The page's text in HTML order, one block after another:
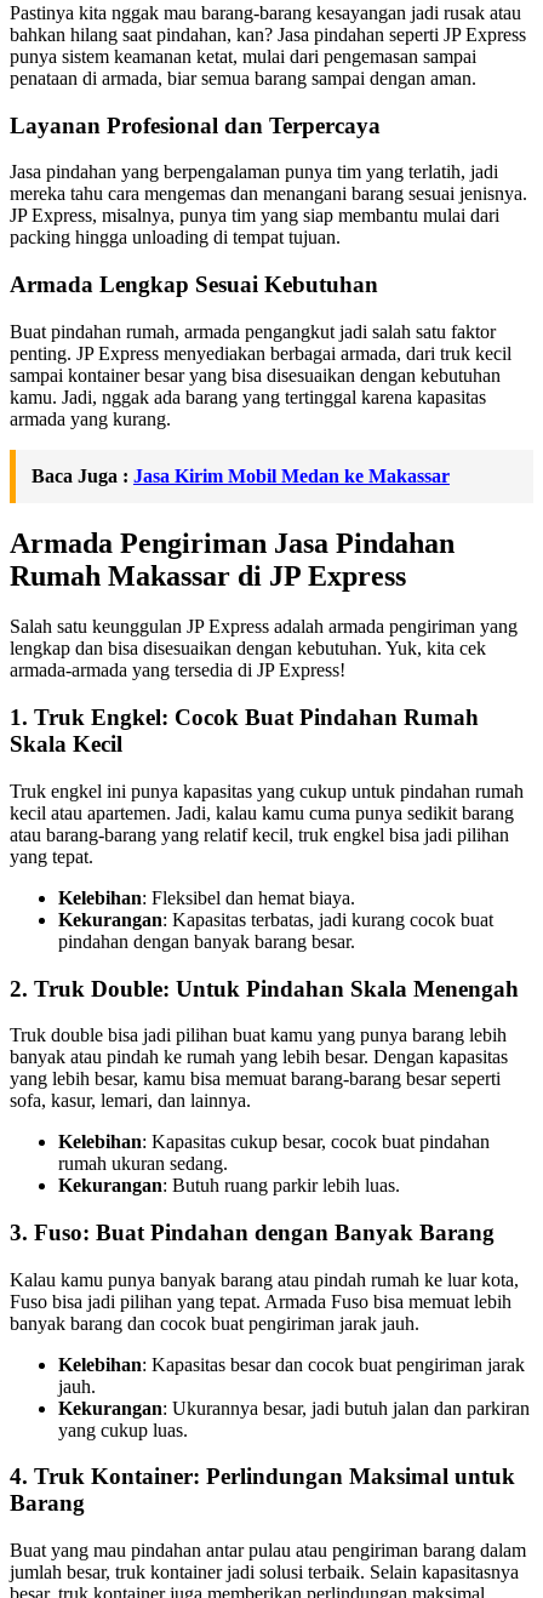
Pastinya kita nggak mau barang-barang kesayangan jadi rusak atau
bahkan hilang saat pindahan, kan? Jasa pindahan seperti JP Express
punya sistem keamanan ketat, mulai dari pengemasan sampai
penataan di armada, biar semua barang sampai dengan aman.
Layanan Profesional dan Terpercaya
Jasa pindahan yang berpengalaman punya tim yang terlatih, jadi
mereka tahu cara mengemas dan menangani barang sesuai jenisnya.
JP Express, misalnya, punya tim yang siap membantu mulai dari
packing hingga unloading di tempat tujuan.
Armada Lengkap Sesuai Kebutuhan
Buat pindahan rumah, armada pengangkut jadi salah satu faktor
penting. JP Express menyediakan berbagai armada, dari truk kecil
sampai kontainer besar yang bisa disesuaikan dengan kebutuhan
kamu. Jadi, nggak ada barang yang tertinggal karena kapasitas
armada yang kurang.
Baca Juga : Jasa Kirim Mobil Medan ke Makassar
Armada Pengiriman Jasa Pindahan
Rumah Makassar di JP Express
Salah satu keunggulan JP Express adalah armada pengiriman yang
lengkap dan bisa disesuaikan dengan kebutuhan. Yuk, kita cek
armada-armada yang tersedia di JP Express!
1. Truk Engkel: Cocok Buat Pindahan Rumah
Skala Kecil
Truk engkel ini punya kapasitas yang cukup untuk pindahan rumah
kecil atau apartemen. Jadi, kalau kamu cuma punya sedikit barang
atau barang-barang yang relatif kecil, truk engkel bisa jadi pilihan
yang tepat.
Kelebihan: Fleksibel dan hemat biaya.
Kekurangan: Kapasitas terbatas, jadi kurang cocok buat
pindahan dengan banyak barang besar.
2. Truk Double: Untuk Pindahan Skala Menengah
Truk double bisa jadi pilihan buat kamu yang punya barang lebih
banyak atau pindah ke rumah yang lebih besar. Dengan kapasitas
yang lebih besar, kamu bisa memuat barang-barang besar seperti
sofa, kasur, lemari, dan lainnya.
Kelebihan: Kapasitas cukup besar, cocok buat pindahan
rumah ukuran sedang.
Kekurangan: Butuh ruang parkir lebih luas.
3. Fuso: Buat Pindahan dengan Banyak Barang
Kalau kamu punya banyak barang atau pindah rumah ke luar kota,
Fuso bisa jadi pilihan yang tepat. Armada Fuso bisa memuat lebih
banyak barang dan cocok buat pengiriman jarak jauh.
Kelebihan: Kapasitas besar dan cocok buat pengiriman jarak
jauh.
Kekurangan: Ukurannya besar, jadi butuh jalan dan parkiran
yang cukup luas.
4. Truk Kontainer: Perlindungan Maksimal untuk
Barang
Buat yang mau pindahan antar pulau atau pengiriman barang dalam
jumlah besar, truk kontainer jadi solusi terbaik. Selain kapasitasnya